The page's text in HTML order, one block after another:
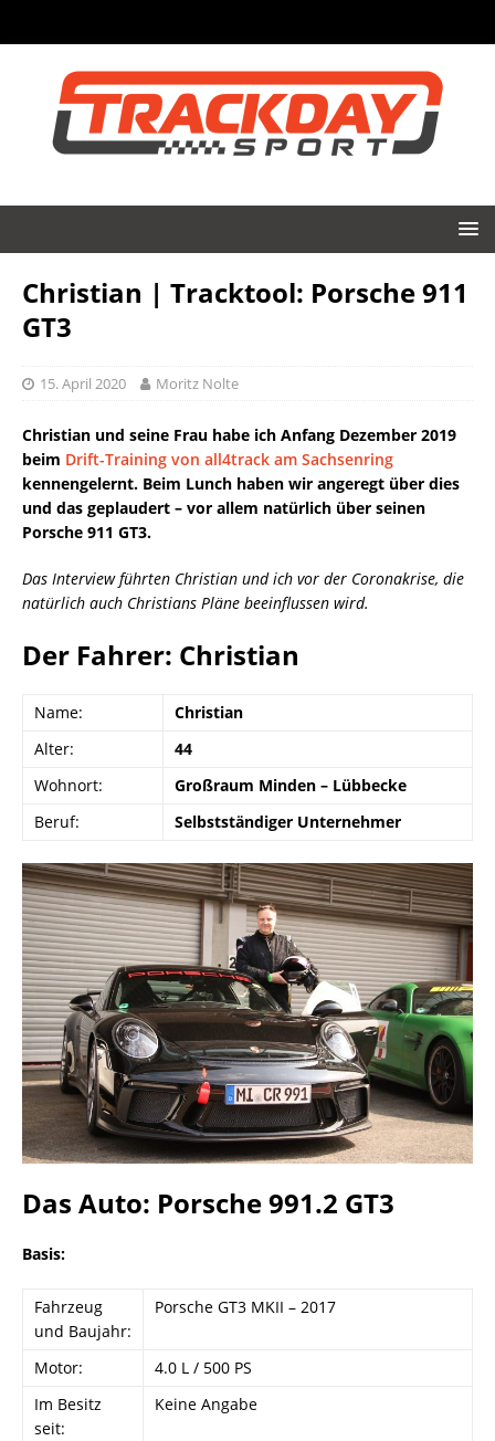
Christian | Tracktool: Porsche 911
GT3
15. April 2020 Moritz Nolte
Christian und seine Frau habe ich Anfang Dezember 2019
beim Drift-Training von all4track am Sachsenring
kennengelernt. Beim Lunch haben wir angeregt über dies
und das geplaudert – vor allem natürlich über seinen
Porsche 911 GT3.
Das Interview führten Christian und ich vor der Coronakrise, die
natürlich auch Christians Pläne beeinflussen wird.
Der Fahrer: Christian
Name:
Christian
Alter:
44
Wohnort:
Großraum Minden – Lübbecke
Beruf:
Selbstständiger Unternehmer
Das Auto: Porsche 991.2 GT3
Basis:
Fahrzeug
und Baujahr:
Porsche GT3 MKII – 2017
Motor:
4.0 L / 500 PS
Im Besitz
seit:
Keine Angabe